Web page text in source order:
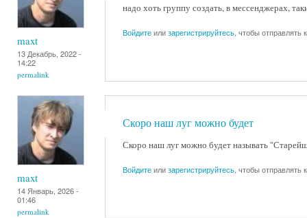
maxt
13 Декабрь, 2022 -
14:22
permalink
надо хоть группу создать, в мессенджерах,
Войдитеилизарегистрируйтесь, чтобы отправлять
maxt
14 Январь, 2026 -
01:46
permalink
Скоро наш луг можно будет
Скоро наш луг можно будет называть
Войдитеилизарегистрируйтесь, чтобы отправлять